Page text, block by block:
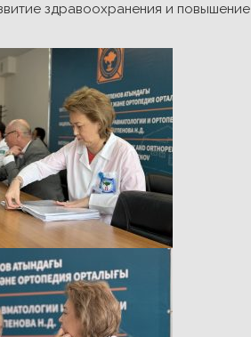
здравоохранения и повышение